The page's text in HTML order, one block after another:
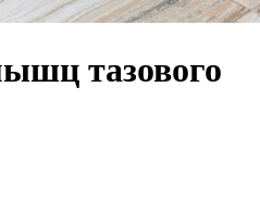
тазового